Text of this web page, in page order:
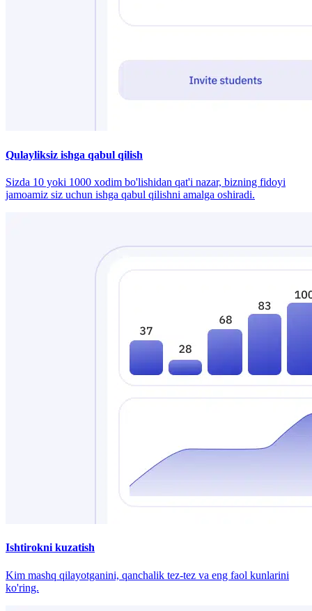
Qulayliksiz ishga qabul qilish
Sizda 10 yoki 1000 xodim bo'lishidan qat'i nazar, bizning fidoyi
jamoamiz siz uchun ishga qabul qilishni amalga oshiradi.
Ishtirokni kuzatish
Kim mashq qilayotganini, qanchalik tez-tez va eng faol kunlarini
ko'ring.